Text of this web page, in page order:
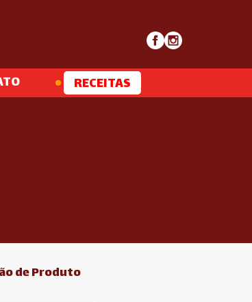
RECEITAS
de Produto